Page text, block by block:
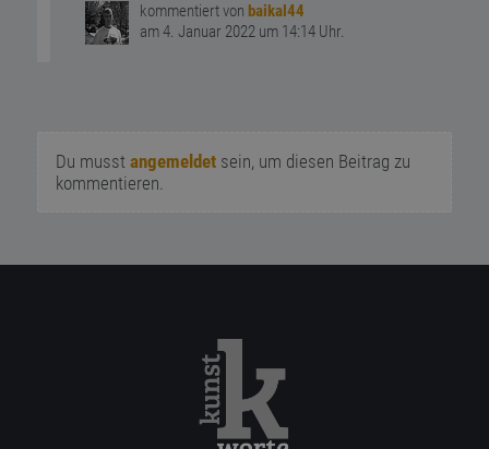
kommentiert von baikal44
am 4. Januar 2022 um 14:14 Uhr.
Du musst angemeldetsein, um diesen Beitrag zu
kommentieren.